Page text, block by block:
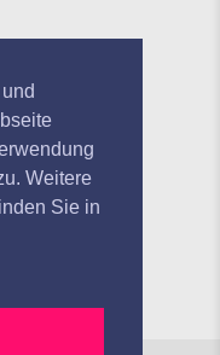
Weitere
Sie in